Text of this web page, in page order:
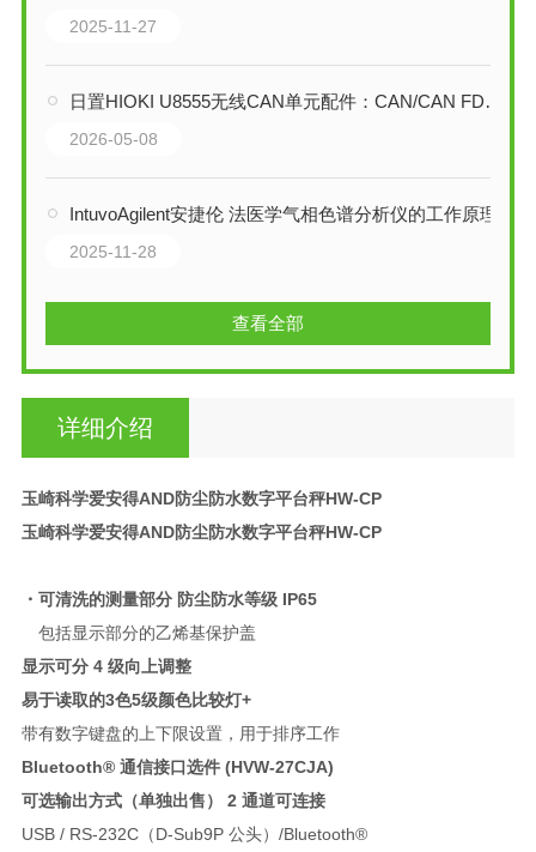
2025-11-27
日置HIOKI U8555无线CAN单元配件：CAN/CAN FD信号采集与输出的全能利器
2026-05-08
IntuvoAgilent安捷伦 法医学气相色谱分析仪的工作原理
2025-11-28
查看全部
详细介绍
玉崎科学爱安得AND防尘防水数字平台秤HW-CP
玉崎科学爱安得AND防尘防水数字平台秤HW-CP
・可清洗的测量部分 防尘防水等级 IP65
包括显示部分的乙烯基保护盖
显示可分 4 级向上调整
易于读取的3色5级颜色比较灯+
带有数字键盘的上下限设置，用于排序工作
Bluetooth® 通信接口选件 (HVW-27CJA)
可选输出方式（单独出售） 2 通道可连接
USB / RS-232C（D-Sub9P 公头）/Bluetooth®